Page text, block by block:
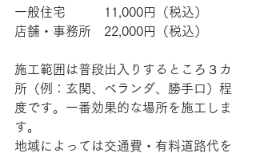
一般住宅　　　11,000円（税込）
店舗・事務所　22,000円（税込）
施工範囲は普段出入りするところ３カ
所（例：玄関、ベランダ、勝手口）程
度です。一番効果的な場所を施工しま
す。
地域によっては交通費・有料道路代を